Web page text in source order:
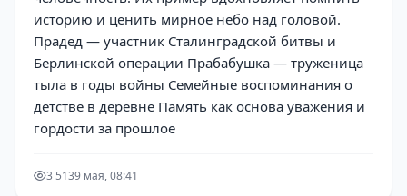
историю и ценить мирное небо над головой.
Прадед — участник Сталинградской битвы и
Берлинской операции Прабабушка — труженица
тыла в годы войны Семейные воспоминания о
детстве в деревне Память как основа уважения и
гордости за прошлое
3 5139 мая, 08:41